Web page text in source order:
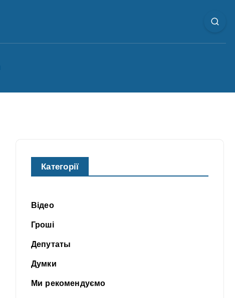
Категорії
Відео
Гроші
Депутаты
Думки
Ми рекомендуємо